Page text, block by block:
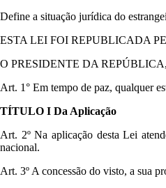
Define a situação jurídica do
ESTA LEI FOI REPUBLICADA
O PRESIDENTE DA REPÚBLICA,
Art. 1° Em tempo de paz, qualquer
TÍTULO I Da Aplicação
Art. 2º Na aplicação desta Lei
nacional.
Art. 3º A concessão do visto, a sua